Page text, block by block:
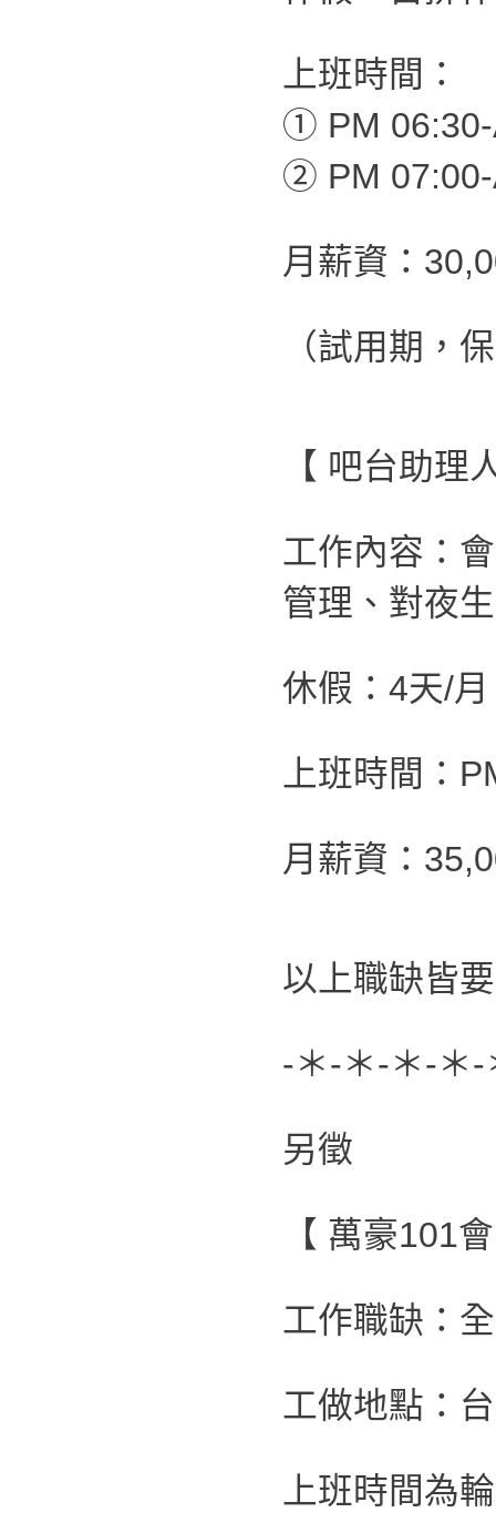
上班時間：
① PM
② PM
月薪資：
（試用期，
【 吧台助理
工作內容：
管理、對夜
休假：4天/
上班時間：
月薪資：
以上職缺皆
-＊-＊-＊-＊
另徵
【 萬豪101
工作職缺：
工做地點：
上班時間為